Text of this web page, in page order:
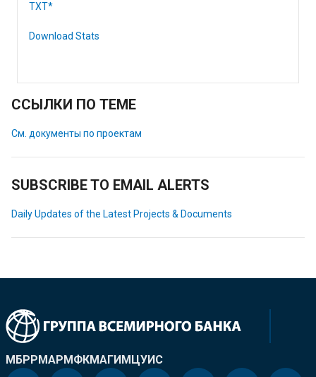
TXT*
Download Stats
ССЫЛКИ ПО ТЕМЕ
См. документы по проектам
SUBSCRIBE TO EMAIL ALERTS
Daily Updates of the Latest Projects & Documents
МБРРМАРМФКМАГИМЦУИС